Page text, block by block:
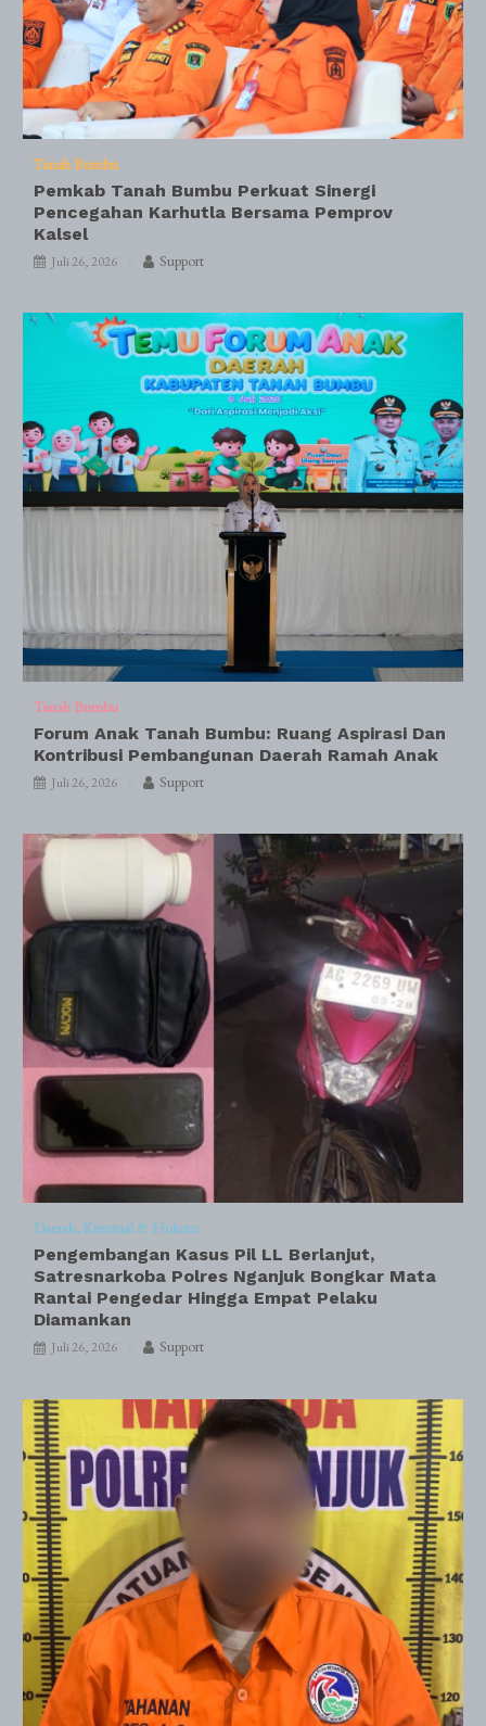
Tanah Bumbu
Pemkab Tanah Bumbu Perkuat Sinergi
Pencegahan Karhutla Bersama Pemprov
Kalsel
Juli 26, 2026 Support
Tanah Bumbu
Forum Anak Tanah Bumbu: Ruang Aspirasi Dan
Kontribusi Pembangunan Daerah Ramah Anak
Juli 26, 2026 Support
Daerah Kriminal & Hukum
Pengembangan Kasus Pil LL Berlanjut,
Satresnarkoba Polres Nganjuk Bongkar Mata
Rantai Pengedar Hingga Empat Pelaku
Diamankan
Juli 26, 2026 Support